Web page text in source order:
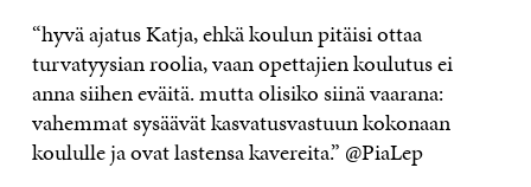
“hyvä ajatus Katja, ehkä koulun pitäisi ottaa
turvatyysian roolia, vaan opettajien koulutus ei
anna siihen eväitä. mutta olisiko siinä vaarana:
vahemmat sysäävät kasvatusvastuun kokonaan
koululle ja ovat lastensa kavereita.” @PiaLep